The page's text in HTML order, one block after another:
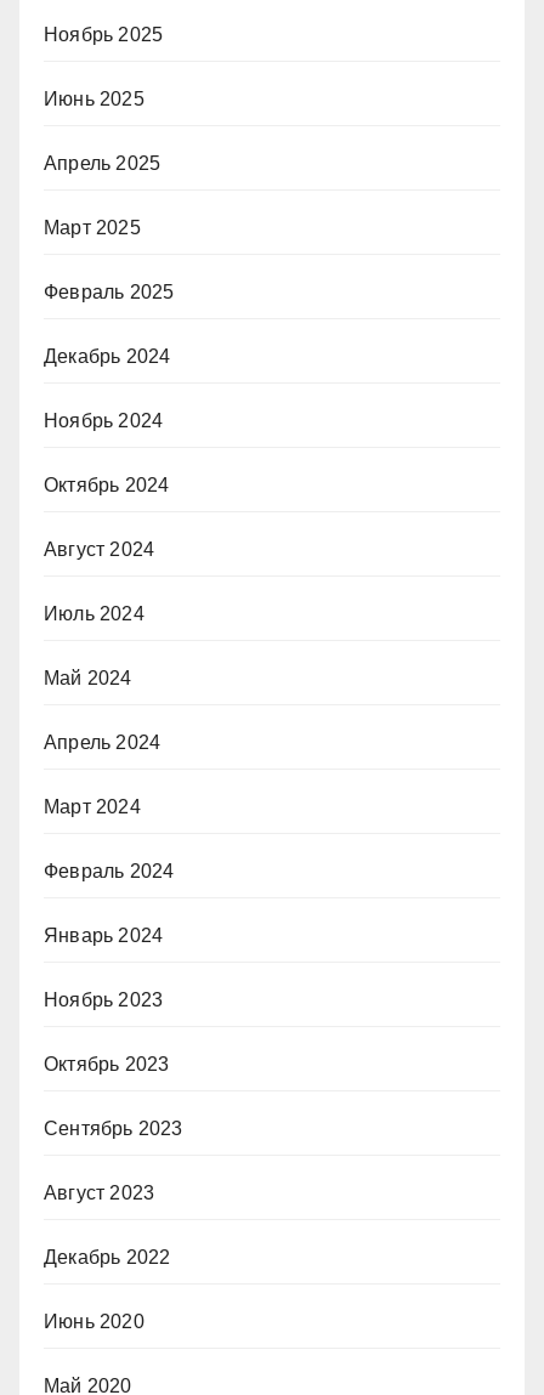
Ноябрь 2025
Июнь 2025
Апрель 2025
Март 2025
Февраль 2025
Декабрь 2024
Ноябрь 2024
Октябрь 2024
Август 2024
Июль 2024
Май 2024
Апрель 2024
Март 2024
Февраль 2024
Январь 2024
Ноябрь 2023
Октябрь 2023
Сентябрь 2023
Август 2023
Декабрь 2022
Июнь 2020
Май 2020